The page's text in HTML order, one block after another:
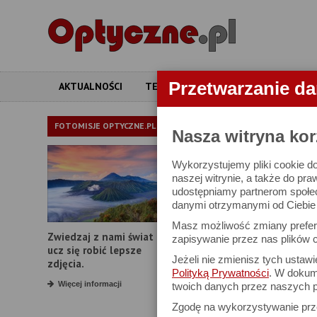
Przetwarzanie
Nasza witryna
Wykorzystujemy pliki cookie
naszej witrynie, a także do
udostępniamy partnerom
danymi otrzymanymi od
Masz możliwość zmiany
zapisywanie przez nas plików
Jeżeli nie zmienisz tych
Polityką Prywatności. W
twoich danych przez naszych
Zgodę na wykorzystywanie
AKTUALNOŚCI TESTY ARTYKUŁY APARATY
FOTOMISJE OPTYCZNE.PL
Zwiedzaj z nami świat i
ucz się robić lepsze
zdjęcia.
Więcej informacji
APARATY
W bazie
Producent:
Model:
Rozdzielczość:
Zoom optyczny: